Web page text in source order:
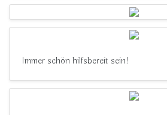
Immer schön hilfsbereit sein!